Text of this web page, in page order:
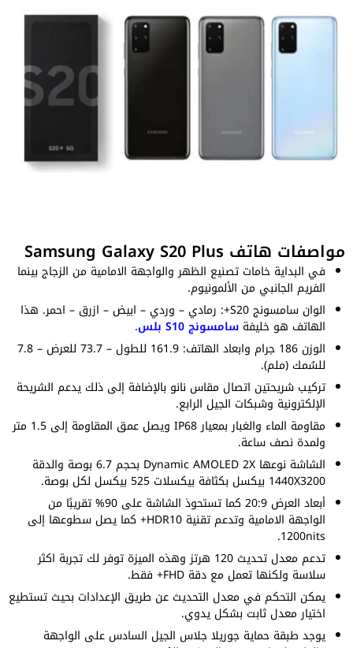
مواصفات هاتف Samsung Galaxy S20 Plus
في البداية خامات تصنيع الظهر والواجهة الامامية من الزجاج بينما
الفريم الجانبي من الألمونيوم.
الوان سامسونج S20+: رمادي – وردي – ابيض – ازرق – احمر. هذا
الهاتف هو خليفة سامسونج S10 بلس
.
الوزن 186 جرام وابعاد الهاتف: 161.9 للطول – 73.7 للعرض – 7.8
للسُمك (ملم).
تركيب شريحتين اتصال مقاس نانو بالإضافة إلى ذلك يدعم الشريحة
الإلكترونية وشبكات الجيل الرابع.
مقاومة الماء والغبار بمعيار IP68 ويصل عمق المقاومة إلى 1.5 متر
ولمدة نصف ساعة.
الشاشة نوعها Dynamic AMOLED 2X بحجم 6.7 بوصة والدقة
1440X3200 بيكسل بكثافة بيكسلات 525 بيكسل لكل بوصة.
أبعاد العرض 20:9 كما تستحوذ الشاشة على 90% تقريبًا من
الواجهة الامامية وتدعم تقنية HDR10+ كما يصل سطوعها إلى
1200nits.
تدعم معدل تحديث 120 هرتز وهذه الميزة توفر لك تجربة اكثر
سلاسة ولكنها تعمل مع دقة FHD+ فقط.
يمكن التحكم في معدل التحديث عن طريق الإعدادات بحيث تستطيع
اختيار معدل ثابت بشكل يدوي.
يوجد طبقة حماية جوريلا جلاس الجيل السادس على الواجهة